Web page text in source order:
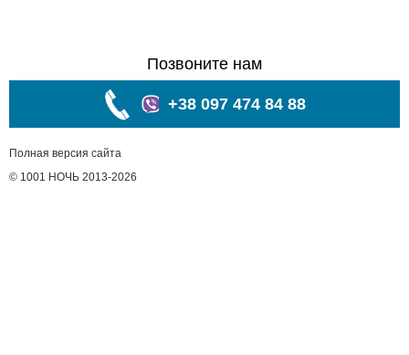
Позвоните нам
+38 097 474 84 88
Полная версия сайта
© 1001 НОЧЬ 2013-2026